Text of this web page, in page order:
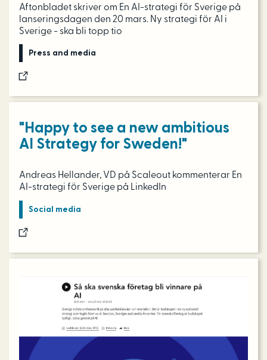
Aftonbladet skriver om En AI-strategi för Sverige på
lanseringsdagen den 20 mars. Ny strategi för AI i
Sverige - ska bli topp tio
Press and media
"Happy to see a new ambitious
AI Strategy for Sweden!"
Andreas Hellander, VD på Scaleout kommenterar En
AI-strategi för Sverige på LinkedIn
Social media